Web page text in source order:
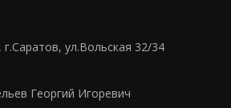
ул.Вольская 32/34
Георгий Игоревич